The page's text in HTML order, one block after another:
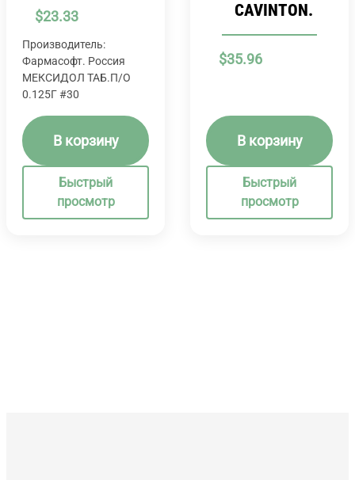
$23.33
Производитель:
Фармасофт. Россия
МЕКСИДОЛ ТАБ.П/О
0.125Г #30
В корзину
Быстрый
просмотр
CAVINTON.
$35.96
В корзину
Быстрый
просмотр